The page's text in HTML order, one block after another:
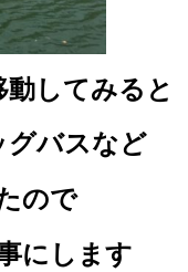
してみると
グバスなど
ので
にします